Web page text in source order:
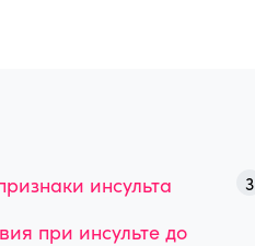
инсульта
при инсульте до